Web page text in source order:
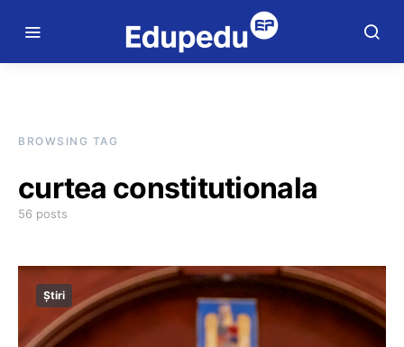
BROWSING TAG
curtea constitutionala
56 posts
Știri